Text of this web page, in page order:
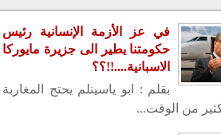
في عز الأزمة الإنسانية رئيس
حكومتنا يطير الى جزيرة مايوركا
الاسبانية....!!؟؟
بقلم : ابو ياسينلم يحتج المغاربة
من الوقت...